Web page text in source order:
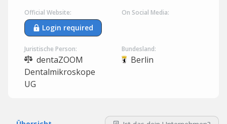
Official Website:
Login required
On Social Media:
Juristische Person:
dentaZOOM
Dentalmikroskope
UG
Bundesland:
Berlin